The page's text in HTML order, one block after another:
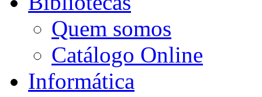
Quem somos
Catálogo Online
Informática